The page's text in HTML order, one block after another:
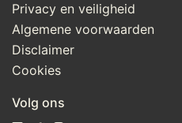
Privacy en veiligheid
Algemene voorwaarden
Disclaimer
Cookies
Volg ons